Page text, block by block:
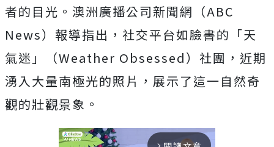
者的目光。澳洲廣播公司新聞網（ABC
News）報導指出，社交平台如臉書的「天
氣迷」（Weather Obsessed）社團，近期
湧入大量南極光的照片，展示了這一自然奇
觀的壯觀景象。
arrow_forward_ios